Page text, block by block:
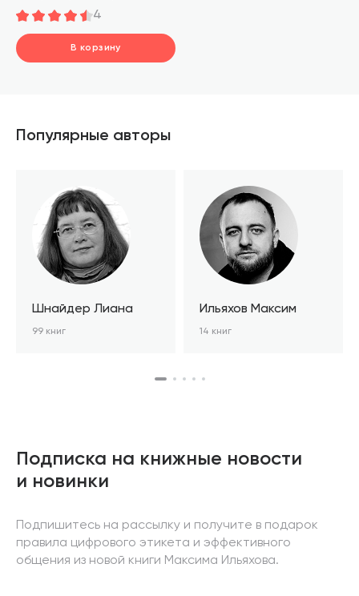
4
В корзину
Популярные авторы
Шнайдер Лиана
99 книг
Ильяхов Максим
14 книг
Подписка на книжные новости
и новинки
Подпишитесь на рассылку и получите в подарок
правила цифрового этикета и эффективного
общения из новой книги Максима Ильяхова.